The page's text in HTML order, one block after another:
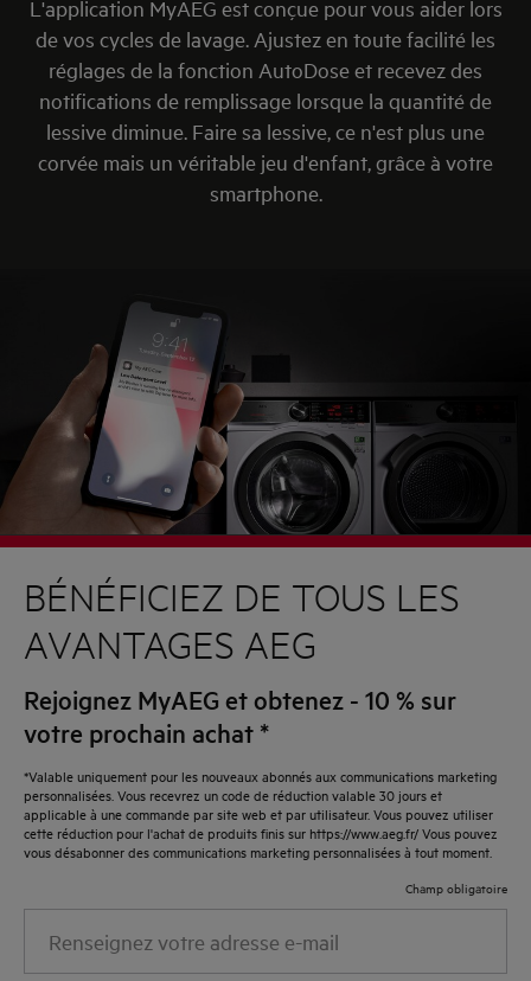
L'application MyAEG est conçue pour vous aider lors
de vos cycles de lavage. Ajustez en toute facilité les
réglages de la fonction AutoDose et recevez des
notifications de remplissage lorsque la quantité de
lessive diminue. Faire sa lessive, ce n'est plus une
corvée mais un véritable jeu d'enfant, grâce à votre
smartphone.
BÉNÉFICIEZ DE TOUS LES
AVANTAGES AEG
Rejoignez MyAEG et obtenez - 10 % sur
votre prochain achat *
*Valable uniquement pour les nouveaux abonnés aux communications marketing
personnalisées. Vous recevrez un code de réduction valable 30 jours et
applicable à une commande par site web et par utilisateur. Vous pouvez utiliser
cette réduction pour l'achat de produits finis sur https://www.aeg.fr/ Vous pouvez
vous désabonner des communications marketing personnalisées à tout moment.
Champ obligatoire
votre